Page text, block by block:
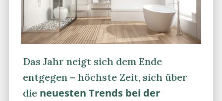
Das Jahr neigt sich dem Ende
entgegen – höchste Zeit, sich über
die neuesten Trends bei der